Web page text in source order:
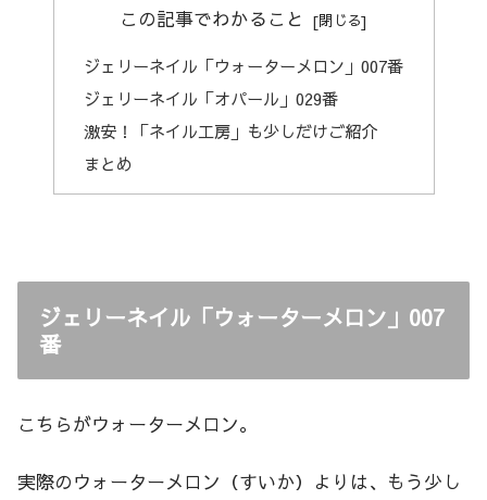
この記事でわかること
ジェリーネイル「ウォーターメロン」007番
ジェリーネイル「オパール」029番
激安！「ネイル工房」も少しだけご紹介
まとめ
ジェリーネイル「ウォーターメロン」007
番
こちらがウォーターメロン。
実際のウォーターメロン（すいか）よりは、もう少し